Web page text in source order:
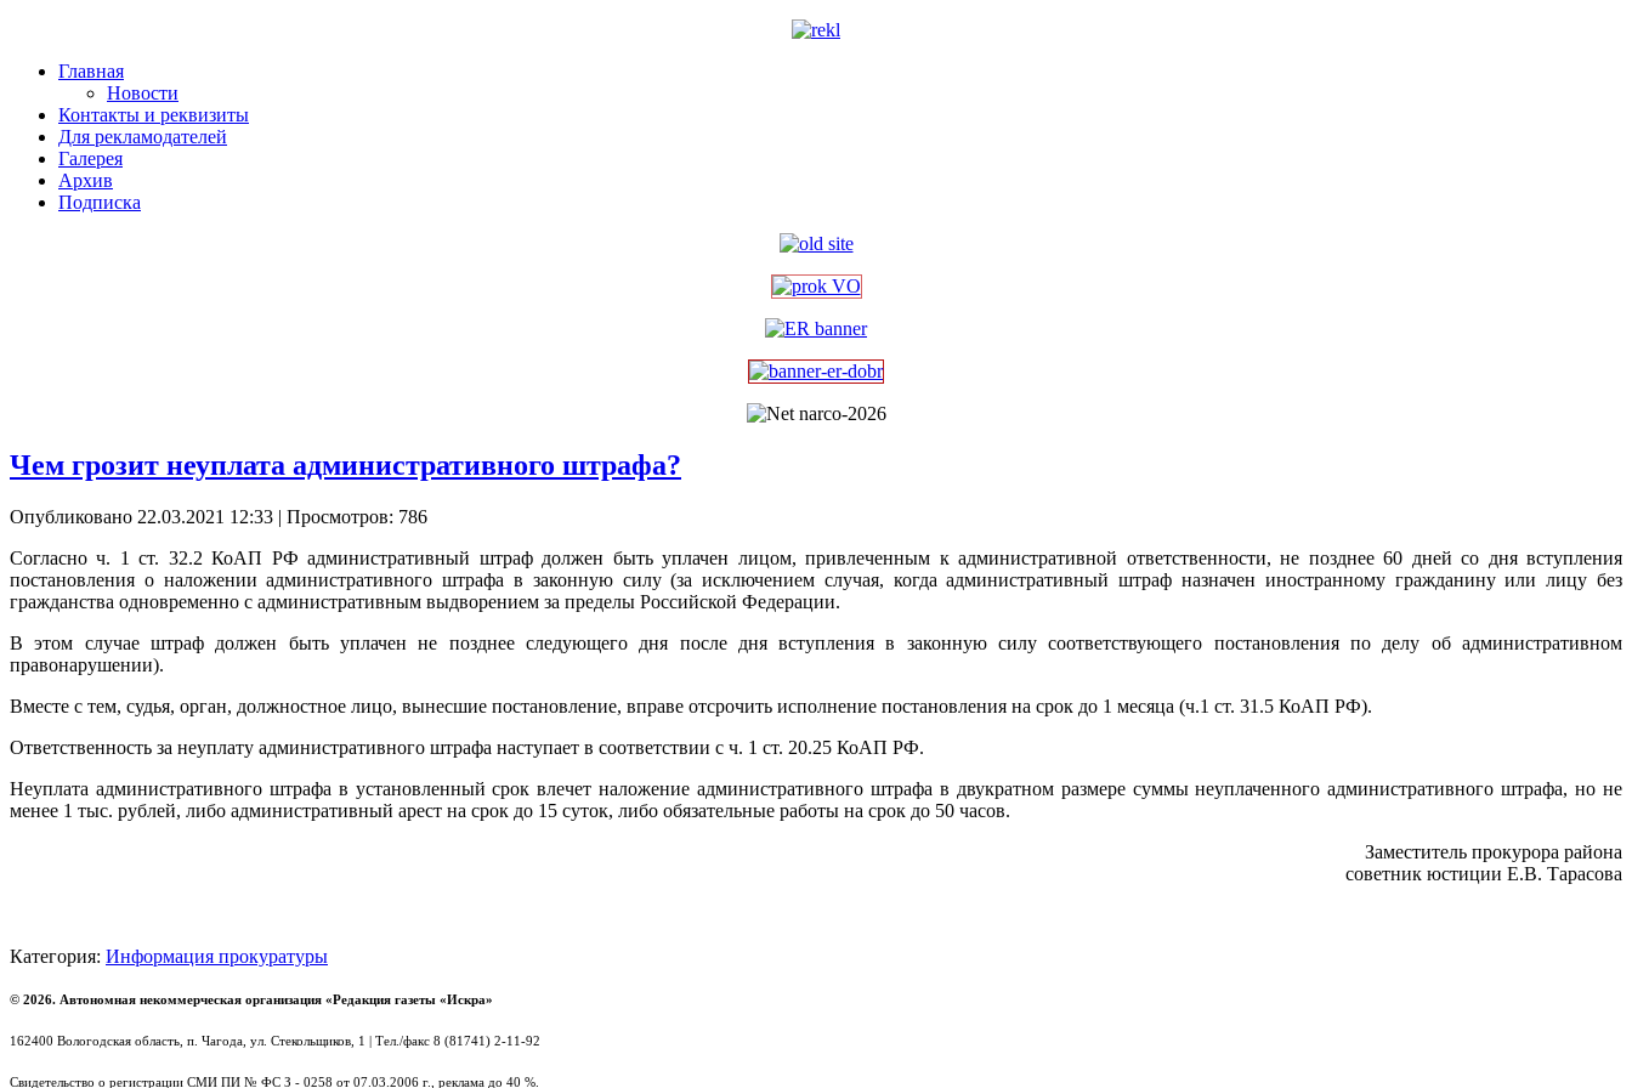
Главная
Новости
Контакты и реквизиты
Для рекламодателей
Галерея
Архив
Подписка
Чем грозит неуплата административного штрафа?
Опубликовано 22.03.2021 12:33 | Просмотров: 786
Согласно ч. 1 ст. 32.2 КоАП РФ административный штраф должен быть уплачен лицом, привлеченным к административной ответственности, не позднее 60 дней со дня вступления
постановления о наложении административного штрафа в законную силу (за исключением случая, когда административный штраф назначен иностранному гражданину или лицу без
гражданства одновременно с административным выдворением за пределы Российской Федерации.
В этом случае штраф должен быть уплачен не позднее следующего дня после дня вступления в законную силу соответствующего постановления по делу об административном
правонарушении).
Вместе с тем, судья, орган, должностное лицо, вынесшие постановление, вправе отсрочить исполнение постановления на срок до 1 месяца (ч.1 ст. 31.5 КоАП РФ).
Ответственность за неуплату административного штрафа наступает в соответствии с ч. 1 ст. 20.25 КоАП РФ.
Неуплата административного штрафа в установленный срок влечет наложение административного штрафа в двукратном размере суммы неуплаченного административного штрафа, но не
менее 1 тыс. рублей, либо административный арест на срок до 15 суток, либо обязательные работы на срок до 50 часов.
Заместитель прокурора района
советник юстиции Е.В. Тарасова
Категория: Информация прокуратуры
© 2026. Автономная некоммерческая организация «Редакция газеты «Искра»
162400 Вологодская область, п. Чагода, ул. Стекольщиков, 1 | Тел./факс 8 (81741) 2-11-92
Свидетельство о регистрации СМИ ПИ № ФС З - 0258 от 07.03.2006 г., реклама до 40 %.